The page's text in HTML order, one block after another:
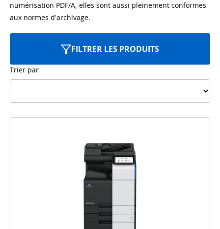
numérisation PDF/A, elles sont aussi pleinement conformes
aux normes d'archivage.
FILTRER LES PRODUITS
Trier par